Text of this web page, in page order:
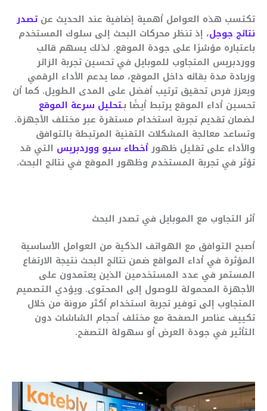
تكتسب هذه العوامل أهمية إضافية عند الحديث عن تصدر
نتائج جوجل، إذ تنظر محركات البحث إلى سلوك المستخدم
باعتباره مؤشرًا على جودة الموقع. لذلك يسهم قالب
ووردبريس المتجاوب للموبايل في تحسين تجربة الزائر
وزيادة مدة بقائه داخل الموقع، مما يدعم الأداء الرقمي
ويعزز فرص تحقيق ترتيب أفضل على المدى الطويل. كما أن
تحسين أداء الموقع يرتبط أيضًا بـتحليل سرعة الموقع
لضمان تقديم تجربة استخدام مستقرة عبر مختلف الأجهزة.
وتساعد معالجة المشكلات التقنية المرتبطة بالتوافق
والأداء على تقليل ظهورأخطاء سيو ووردبريس التي قد
تؤثر في تجربة المستخدم وظهور الموقع في نتائج البحث.
أثر التجاوب مع الموبايل في تصدر البحث
أصبح التوافق مع الهواتف الذكية من العوامل الأساسية
المؤثرة في أداء المواقع ضمن نتائج البحث نتيجة الارتفاع
المستمر في عدد المستخدمين الذين يعتمدون على
الأجهزة المحمولة للوصول إلى المحتوى. ويؤدي التصميم
المتجاوب إلى توفير تجربة استخدام أكثر مرونة من خلال
تكييف عناصر الصفحة مع مختلف أحجام الشاشات دون
التأثير في جودة العرض أو سهولة التصفح.